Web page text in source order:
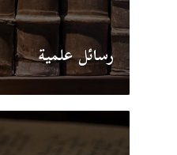
رسائل علمية